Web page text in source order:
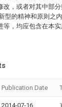
改，或者对其中部
型的精神和原则之
等，均应包含在本
Publication Date
2014-07-16